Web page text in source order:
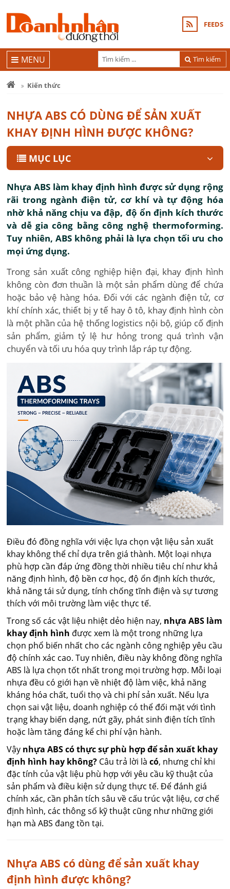
FEEDS
Tìm kiếm
MENU
Kiến thức
NHỰA ABS CÓ DÙNG ĐỂ SẢN XUẤT
KHAY ĐỊNH HÌNH ĐƯỢC KHÔNG?
MỤC LỤC
Nhựa ABS làm khay định hình được sử dụng rộng
rãi trong ngành điện tử, cơ khí và tự động hóa
nhờ khả năng chịu va đập, độ ổn định kích thước
và dễ gia công bằng công nghệ thermoforming.
Tuy nhiên, ABS không phải là lựa chọn tối ưu cho
mọi ứng dụng.
Trong sản xuất công nghiệp hiện đại, khay định hình
không còn đơn thuần là một sản phẩm dùng để chứa
hoặc bảo vệ hàng hóa. Đối với các ngành điện tử, cơ
khí chính xác, thiết bị y tế hay ô tô, khay định hình còn
là một phần của hệ thống logistics nội bộ, giúp cố định
sản phẩm, giảm tỷ lệ hư hỏng trong quá trình vận
chuyển và tối ưu hóa quy trình lắp ráp tự động.
Điều đó đồng nghĩa với việc lựa chọn vật liệu sản xuất
khay không thể chỉ dựa trên giá thành. Một loại nhựa
phù hợp cần đáp ứng đồng thời nhiều tiêu chí như khả
năng định hình, độ bền cơ học, độ ổn định kích thước,
khả năng tái sử dụng, tính chống tĩnh điện và sự tương
thích với môi trường làm việc thực tế.
Trong số các vật liệu nhiệt dẻo hiện nay, nhựa ABS làm
khay định hình được xem là một trong những lựa
chọn phổ biến nhất cho các ngành công nghiệp yêu cầu
độ chính xác cao. Tuy nhiên, điều này không đồng nghĩa
ABS là lựa chọn tốt nhất trong mọi trường hợp. Mỗi loại
nhựa đều có giới hạn về nhiệt độ làm việc, khả năng
kháng hóa chất, tuổi thọ và chi phí sản xuất. Nếu lựa
chọn sai vật liệu, doanh nghiệp có thể đối mặt với tình
trạng khay biến dạng, nứt gãy, phát sinh điện tích tĩnh
hoặc làm tăng đáng kể chi phí vận hành.
Vậy nhựa ABS có thực sự phù hợp để sản xuất khay
định hình hay không? Câu trả lời làcó, nhưng chỉ khi
đặc tính của vật liệu phù hợp với yêu cầu kỹ thuật của
sản phẩm và điều kiện sử dụng thực tế. Để đánh giá
chính xác, cần phân tích sâu về cấu trúc vật liệu, cơ chế
định hình, các thông số kỹ thuật cũng như những giới
hạn mà ABS đang tồn tại.
Nhựa ABS có dùng để sản xuất khay
định hình được không?